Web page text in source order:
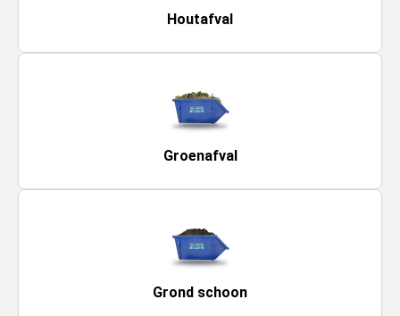
Houtafval
Groenafval
Grond schoon